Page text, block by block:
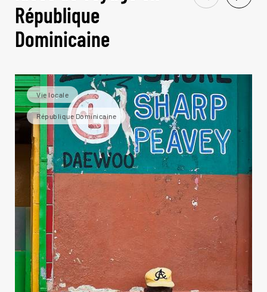
République
Dominicaine
Vie locale
République Dominicaine